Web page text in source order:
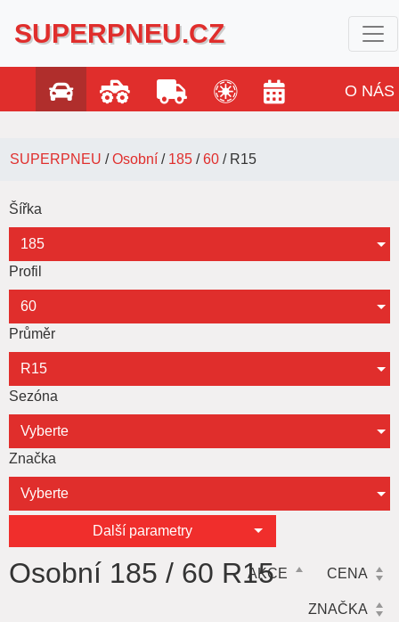
SUPERPNEU.CZ
O NÁS
SUPERPNEU /Osobní / 185 /60 / R15
Šířka
185
Profil
60
Průměr
R15
Sezóna
Vyberte
Značka
Vyberte
Další parametry
Osobní 185 / 60 R15
AKCE CENA
ZNAČKA